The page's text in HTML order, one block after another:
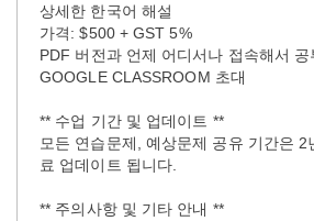
상세한 한국어 해설
가격: $500 + GST 5%
PDF 버전과 언제 어디서나 접속해서 공
GOOGLE CLASSROOM 초대
** 수업 기간 및 업데이트 **
모든 연습문제, 예상문제 공유 기간은 2
료 업데이트 됩니다.
** 주의사항 및 기타 안내 **